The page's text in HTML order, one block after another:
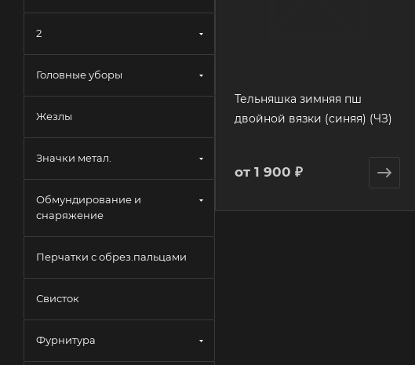
Тельняшка зимняя пш
двойной вязки (синяя) (ЧЗ)
от 1 900 ₽
2
Головные уборы
Жезлы
Значки метал.
Обмундирование и
снаряжение
Перчатки с обрез.пальцами
Свисток
Фурнитура